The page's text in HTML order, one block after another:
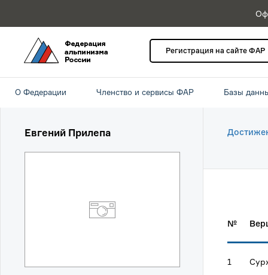
Регистрация на сайте ФАР
О Федерации Членство и сервисы ФАР Базы
Евгений Прилепа
№
1